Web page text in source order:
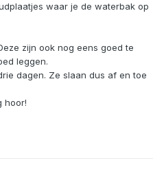
waar je de waterbak op
zijn ook nog eens goed te
leggen.
dagen. Ze slaan dus af en toe
hoor!